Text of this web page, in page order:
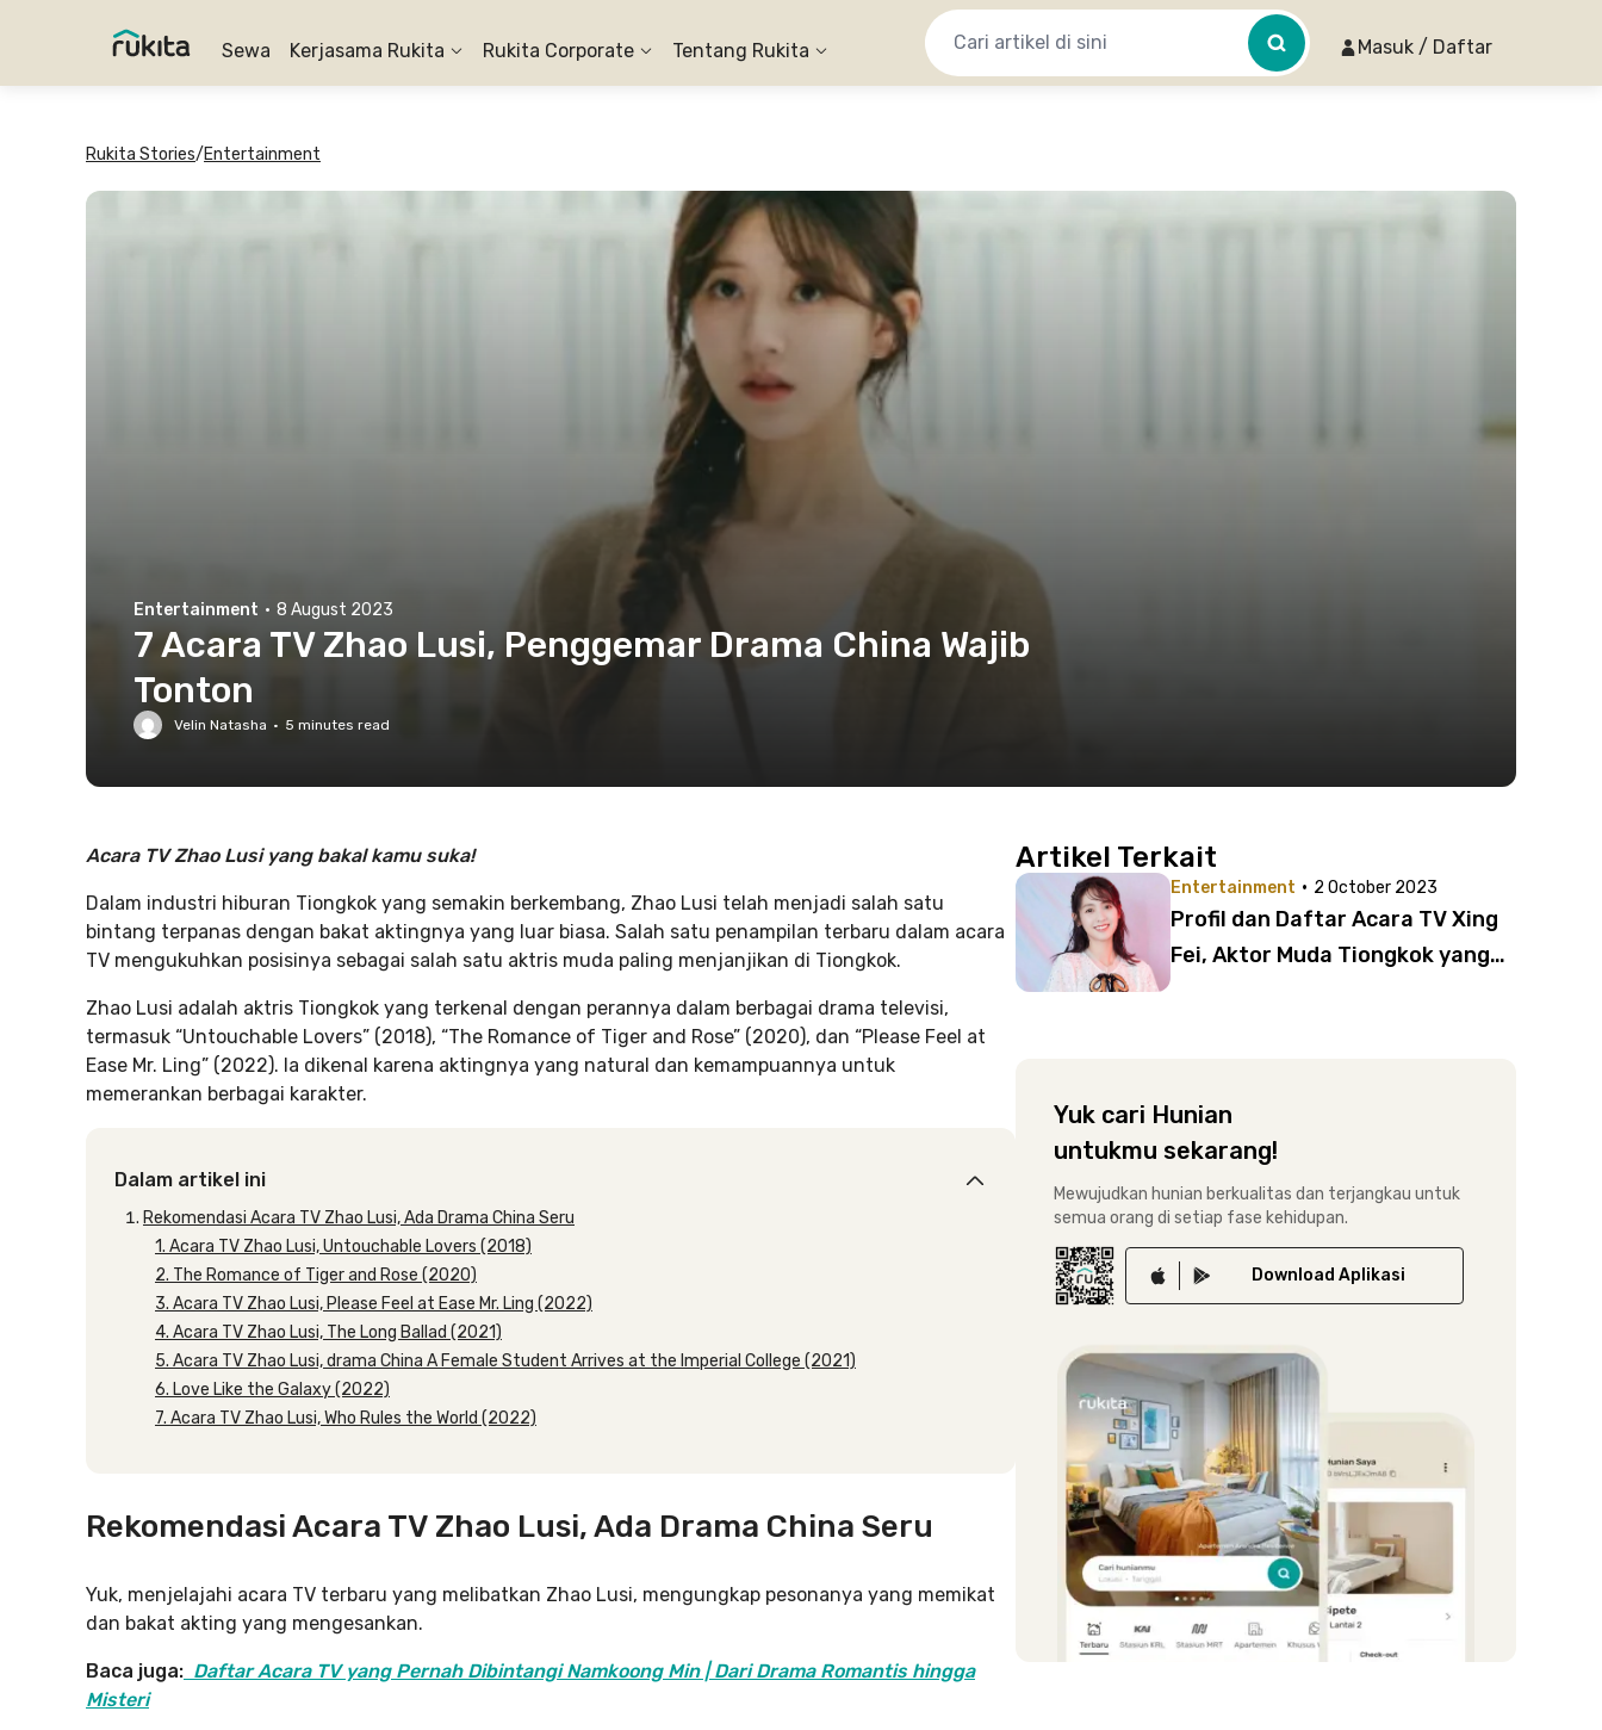
Sewa Kerjasama Rukita Rukita Corporate Tentang Rukita Masuk / Daftar
Rukita Stories/Entertainment
Entertainment · 8 August 2023
7 Acara TV Zhao Lusi, Penggemar Drama China Wajib
Tonton
Velin Natasha · 5 minutes read
Acara TV Zhao Lusi yang bakal kamu suka!
Dalam industri hiburan Tiongkok yang semakin berkembang, Zhao Lusi telah menjadi salah satu
bintang terpanas dengan bakat aktingnya yang luar biasa. Salah satu penampilan terbaru dalam acara
TV mengukuhkan posisinya sebagai salah satu aktris muda paling menjanjikan di Tiongkok.
Zhao Lusi adalah aktris Tiongkok yang terkenal dengan perannya dalam berbagai drama televisi,
termasuk “Untouchable Lovers” (2018), “The Romance of Tiger and Rose” (2020), dan “Please Feel at
Ease Mr. Ling” (2022). Ia dikenal karena aktingnya yang natural dan kemampuannya untuk
memerankan berbagai karakter.
Dalam artikel ini
Rekomendasi Acara TV Zhao Lusi, Ada Drama China Seru
1. Acara TV Zhao Lusi, Untouchable Lovers (2018)
2. The Romance of Tiger and Rose (2020)
3. Acara TV Zhao Lusi, Please Feel at Ease Mr. Ling (2022)
4. Acara TV Zhao Lusi, The Long Ballad (2021)
5. Acara TV Zhao Lusi, drama China A Female Student Arrives at the Imperial College (2021)
6. Love Like the Galaxy (2022)
7. Acara TV Zhao Lusi, Who Rules the World (2022)
Rekomendasi Acara TV Zhao Lusi, Ada Drama China Seru
Yuk, menjelajahi acara TV terbaru yang melibatkan Zhao Lusi, mengungkap pesonanya yang memikat
dan bakat akting yang mengesankan.
Baca juga: Daftar Acara TV yang Pernah Dibintangi Namkoong Min | Dari Drama Romantis hingga
Misteri
Artikel Terkait
Entertainment · 2 October 2023
Profil dan Daftar Acara TV Xing
Fei, Aktor Muda Tiongkok yang
Yuk cari Hunian
untukmu sekarang!
Mewujudkan hunian berkualitas dan terjangkau untuk
semua orang di setiap fase kehidupan.
Download Aplikasi